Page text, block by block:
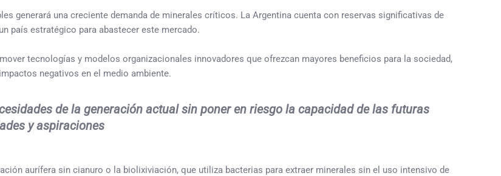
generará una creciente demanda de minerales críticos. La Argentina cuenta con reservas significativas de
país estratégico para abastecer este mercado.
tecnologías y modelos organizacionales innovadores que ofrezcan mayores beneficios para la sociedad,
negativos en el medio ambiente.
de la generación actual sin poner en riesgo la capacidad de las futuras
y aspiraciones
aurífera sin cianuro o la biolixiviación, que utiliza bacterias para extraer minerales sin el uso intensivo de